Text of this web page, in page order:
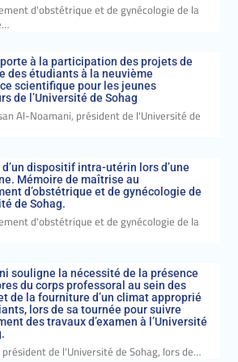
d'obstétrique et de gynécologie de la
à la participation des projets de
des étudiants à la neuvième
scientifique pour les jeunes
de l’Université de Sohag
Al-Noamani, président de l'Université de
dispositif intra-utérin lors d’une
Mémoire de maîtrise au
d’obstétrique et de gynécologie de
de Sohag.
d'obstétrique et de gynécologie de la
souligne la nécessité de la présence
du corps professoral au sein des
de la fourniture d’un climat approprié
lors de sa tournée pour suivre
des travaux d’examen à l’Université
de l'Université de Sohag, lors de…